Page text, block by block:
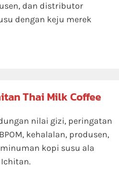
dan distributor
dengan keju merek
Thai Milk Coffee
nilai gizi, peringatan
kehalalan, produsen,
kopi susu ala